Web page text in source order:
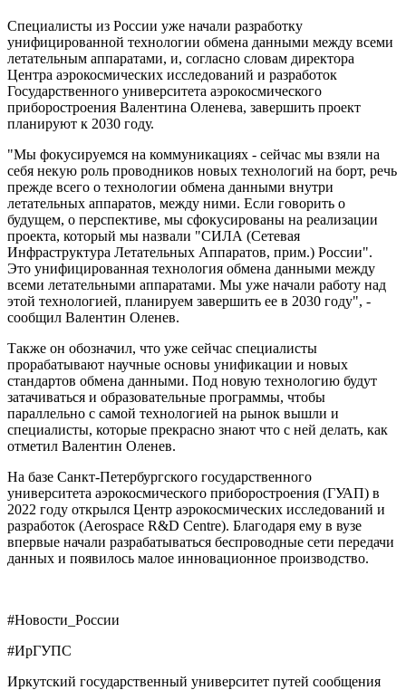
Специалисты из России уже начали разработку
унифицированной технологии обмена данными между всеми
летательным аппаратами, и, согласно словам директора
Центра аэрокосмических исследований и разработок
Государственного университета аэрокосмического
приборостроения Валентина Оленева, завершить проект
планируют к 2030 году.
"Мы фокусируемся на коммуникациях - сейчас мы взяли на
себя некую роль проводников новых технологий на борт, речь
прежде всего о технологии обмена данными внутри
летательных аппаратов, между ними. Если говорить о
будущем, о перспективе, мы сфокусированы на реализации
проекта, который мы назвали "СИЛА (Сетевая
Инфраструктура Летательных Аппаратов, прим.) России".
Это унифицированная технология обмена данными между
всеми летательными аппаратами. Мы уже начали работу над
этой технологией, планируем завершить ее в 2030 году", -
сообщил Валентин Оленев.
Также он обозначил, что уже сейчас специалисты
прорабатывают научные основы унификации и новых
стандартов обмена данными. Под новую технологию будут
затачиваться и образовательные программы, чтобы
параллельно с самой технологией на рынок вышли и
специалисты, которые прекрасно знают что с ней делать, как
отметил Валентин Оленев.
На базе Санкт-Петербургского государственного
университета аэрокосмического приборостроения (ГУАП) в
2022 году открылся Центр аэрокосмических исследований и
разработок (Aerospace R&D Centre). Благодаря ему в вузе
впервые начали разрабатываться беспроводные сети передачи
данных и появилось малое инновационное производство.
#Новости_России
#ИрГУПС
Иркутский государственный университет путей сообщения